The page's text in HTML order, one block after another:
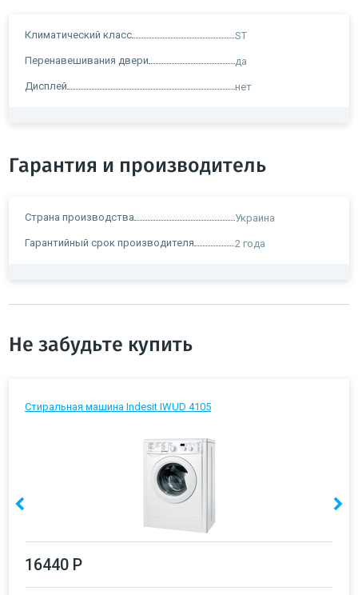
Климатический класс ST
Перенавешивания двери да
Дисплей нет
Гарантия и производитель
Страна производства Украина
Гарантийный срок производителя 2 года
Не забудьте купить
Стиральная машина Indesit IWUD 4105
16440 Р